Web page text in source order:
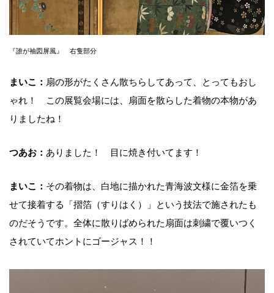
『誰が袖図屏風』 右隻部分
まいこ： 扇の形がたくさん散ちらしてあって、とってもおし
ゃれ！ この展覧会場には、扇面を散らした着物の本物があ
りましたね！
つあお： ありました！ 目に焼き付いてます！
まいこ： その着物は、白地に描かれた青海波文様に金箔を乗
せて接着する「摺箔（すりはく）」という技法で施されたも
のだそうです。全体に散りばめられた扇面は刺繍で覆いつく
されていてホントにゴージャス！！